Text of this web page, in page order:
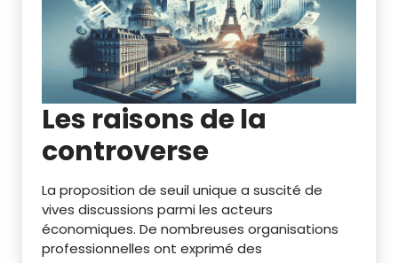
Les raisons de la
controverse
La proposition de seuil unique a suscité de
vives discussions parmi les acteurs
économiques. De nombreuses organisations
professionnelles ont exprimé des